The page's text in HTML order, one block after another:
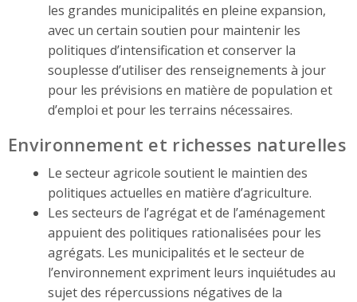
les grandes municipalités en pleine expansion,
avec un certain soutien pour maintenir les
politiques d’intensification et conserver la
souplesse d’utiliser des renseignements à jour
pour les prévisions en matière de population et
d’emploi et pour les terrains nécessaires.
Environnement et richesses naturelles
Le secteur agricole soutient le maintien des
politiques actuelles en matière d’agriculture.
Les secteurs de l’agrégat et de l’aménagement
appuient des politiques rationalisées pour les
agrégats. Les municipalités et le secteur de
l’environnement expriment leurs inquiétudes au
sujet des répercussions négatives de la